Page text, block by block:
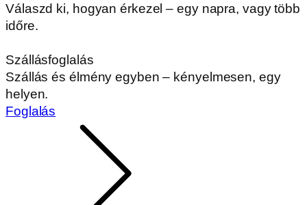
Válaszd ki, hogyan érkezel – egy napra, vagy több
időre.
Szállásfoglalás
Szállás és élmény egyben – kényelmesen, egy
helyen.
Foglalás